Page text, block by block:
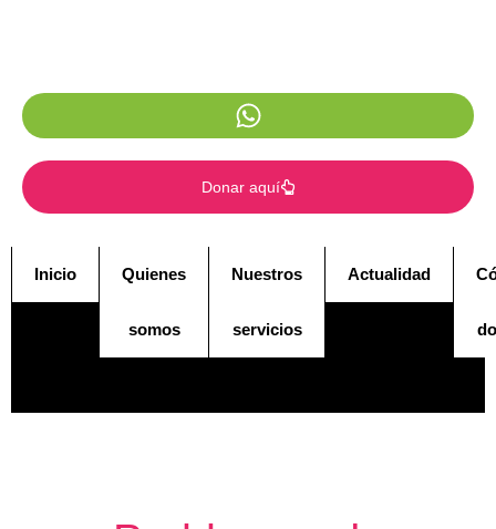
Donar aquí
Inicio Quienes
somos
Nuestros
servicios
Actualidad